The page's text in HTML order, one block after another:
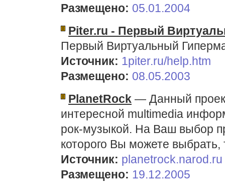
Размещено: 05.01.2004
Piter.ru - Первый
Первый Виртуальный
Источник: 1piter.ru/help.htm
Размещено: 08.05.2003
PlanetRock — Данный
интересной multimedia
рок-музыкой. На Ваш выбор
которого Вы можете выбрать,
Источник: planetrock.narod.ru
Размещено: 19.12.2005